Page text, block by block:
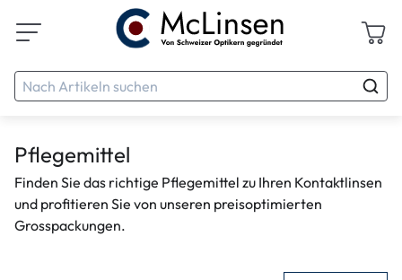
Pflegemittel
Finden Sie das richtige Pflegemittel zu Ihren Kontaktlinsen
und profitieren Sie von unseren preisoptimierten
Grosspackungen.